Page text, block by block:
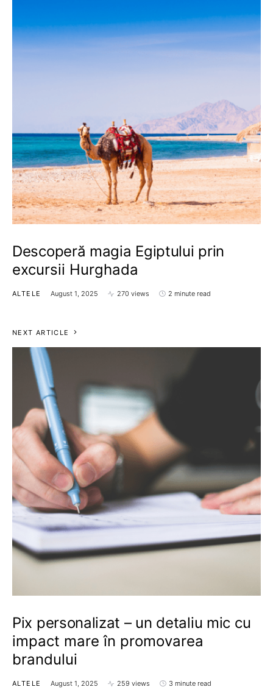
Descoperă magia Egiptului prin
excursii Hurghada
ALTELE August 1, 2025 270 views 2 minute read
NEXT ARTICLE
Pix personalizat – un detaliu mic cu
impact mare în promovarea
brandului
ALTELE August 1, 2025 259 views 3 minute read